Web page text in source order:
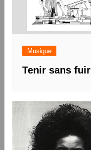
Musique
Tenir sans fuir